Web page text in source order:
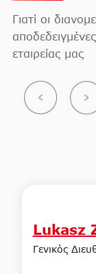
Γιατί οι
εταιρείας μας
Lukasz
Γενικός